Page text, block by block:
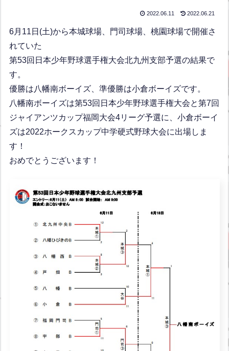
2022.06.11 2022.06.21
6月11日(土)から本城球場、門司球場、桃園球場で開催さ
れていた
第53回日本少年野球選手権大会北九州支部予選の結果で
す。
優勝は八幡南ボーイズ、準優勝は小倉ボーイズです。
八幡南ボーイズは第53回日本少年野球選手権大会と第7回
ジャイアンツカップ福岡大会4リーグ予選に、小倉ボーイ
ズは2022ホークスカップ中学硬式野球大会に出場しま
す！
おめでとうございます！